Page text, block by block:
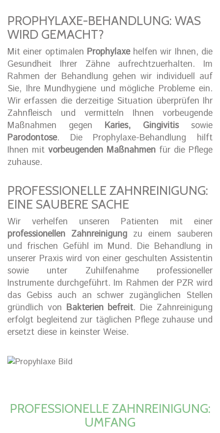
PROPHYLAXE-BEHANDLUNG: WAS
WIRD GEMACHT?
Mit einer optimalen Prophylaxehelfen wir Ihnen, die
Gesundheit Ihrer Zähne aufrechtzuerhalten. Im
Rahmen der Behandlung gehen wir individuell auf
Sie, Ihre Mundhygiene und mögliche Probleme ein.
Wir erfassen die derzeitige Situation überprüfen Ihr
Zahnfleisch und vermitteln Ihnen vorbeugende
Maßnahmen gegen Karies, Gingivitissowie
Parodontose. Die Prophylaxe-Behandlung hilft
Ihnen mit vorbeugenden Maßnahmen für die Pflege
zuhause.
PROFESSIONELLE ZAHNREINIGUNG:
EINE SAUBERE SACHE
Wir verhelfen unseren Patienten mit einer
professionellen Zahnreinigung zu einem sauberen
und frischen Gefühl im Mund. Die Behandlung in
unserer Praxis wird von einer geschulten Assistentin
sowie unter Zuhilfenahme professioneller
Instrumente durchgeführt. Im Rahmen der PZR wird
das Gebiss auch an schwer zugänglichen Stellen
gründlich von Bakterien befreit. Die Zahnreinigung
erfolgt begleitend zur täglichen Pflege zuhause und
ersetzt diese in keinster Weise.
PROFESSIONELLE ZAHNREINIGUNG:
UMFANG